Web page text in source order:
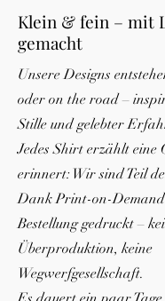
Klein & fein – mit
gemacht
Unsere Designs
oder on the road –
Stille und gelebter
Jedes Shirt erzählt eine
erinnert: Wir sind Teil
Dank Print-on-
Bestellung gedruckt –
Überproduktion, keine
Wegwerfgesellschaft.